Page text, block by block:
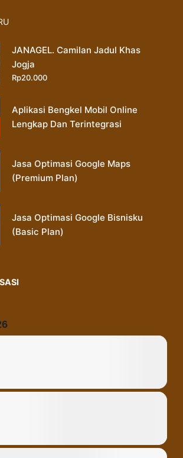
JANAGEL. Camilan Jadul Khas
Jogja
Rp20.000
Aplikasi Bengkel Mobil Online
Lengkap Dan Terintegrasi
Jasa Optimasi Google Maps
(Premium Plan)
Jasa Optimasi Google Bisnisku
(Basic Plan)